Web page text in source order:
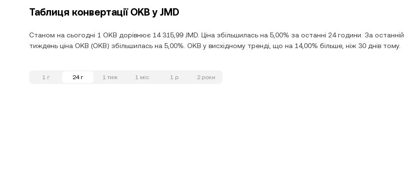
Таблиця конвертації OKB у JMD
Станом на сьогодні 1 OKB дорівнює 14 315,99 JMD. Ціна збільшилась на 5,00% за останні 24 години. За останній
тиждень ціна OKB (OKB) збільшилась на 5,00%. OKB у висхідному тренді, що на 14,00% більше, ніж 30 днів тому.
1 г 24 г 1 тиж 1 міс 1 р 2 роки